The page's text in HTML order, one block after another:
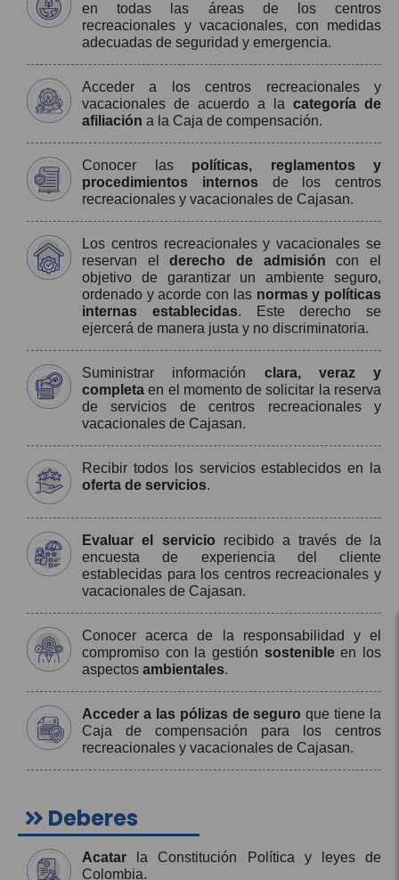
en todas las áreas de los centros
recreacionales y vacacionales, con medidas
adecuadas de seguridad y emergencia.
Acceder a los centros recreacionales y
vacacionales de acuerdo a la categoría de
afiliación a la Caja de compensación.
Conocer las políticas, reglamentos y
procedimientos internosde los centros
recreacionales y vacacionales de Cajasan.
Los centros recreacionales y vacacionales se
reservan elderecho de admisión con el
objetivo de garantizar un ambiente seguro,
ordenado y acorde con las normas y políticas
internas establecidas. Este derecho se
ejercerá de manera justa y no discriminatoria.
Suministrar información clara, veraz y
completa en el momento de solicitar la reserva
de servicios de centros recreacionales y
vacacionales de Cajasan.
Recibir todos los servicios establecidos en la
oferta de servicios.
Evaluar el servicio recibido a través de la
encuesta de experiencia del cliente
establecidas para los centros recreacionales y
vacacionales de Cajasan.
Conocer acerca de la responsabilidad y el
compromiso con la gestión sostenibleen los
aspectos ambientales.
Acceder a las pólizas de seguro que tiene la
Caja de compensación para los centros
recreacionales y vacacionales de Cajasan.
Deberes
Acatar la Constitución Política y leyes de
Colombia.